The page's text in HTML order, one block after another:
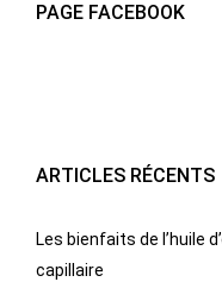
PAGE FACEBOOK
ARTICLES RÉCENTS
Les bienfaits de l’huile
capillaire